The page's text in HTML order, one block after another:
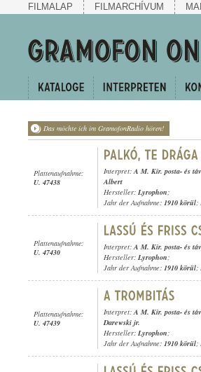
FILMALAP FILMARCHÍVUM
Das möchte ich im GramofonRadio hören!
Plattenaufnahme:
U. 47438
Interpret:A M. Kir. posta- és
Albert
Hersteller: Lyrophon;
Jahr der Aufnahme: 1910 körül;
Plattenaufnahme:
U. 47430
Interpret:A M. Kir. posta- és
Hersteller: Lyrophon;
Jahr der Aufnahme: 1910 körül;
Plattenaufnahme:
U. 47439
Interpret:A M. Kir. posta- és
Darewski jr.
Hersteller: Lyrophon;
Jahr der Aufnahme: 1910 körül;